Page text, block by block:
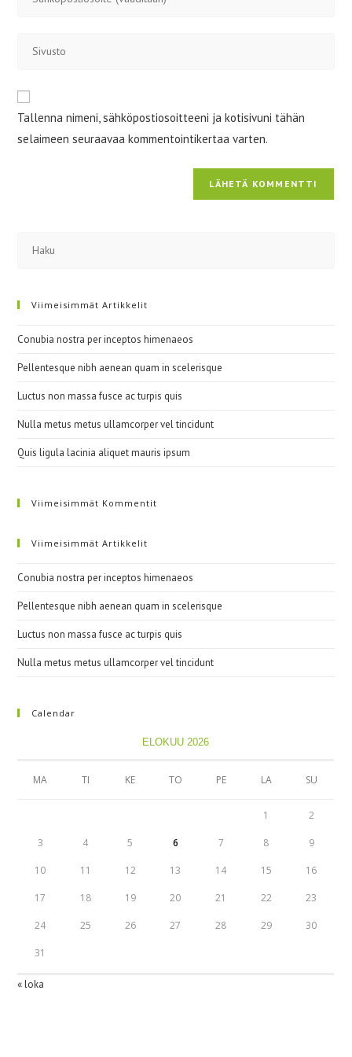
sähköpostiosoitteesi
osoite/URL
(valinnainen)
Tallenna nimeni, sähköpostiosoitteeni ja kotisivuni tähän
selaimeen seuraavaa kommentointikertaa varten.
Viimeisimmät Artikkelit
Conubia nostra per inceptos himenaeos
Pellentesque nibh aenean quam in scelerisque
Luctus non massa fusce ac turpis quis
Nulla metus metus ullamcorper vel tincidunt
Quis ligula lacinia aliquet mauris ipsum
Viimeisimmät Kommentit
Viimeisimmät Artikkelit
Conubia nostra per inceptos himenaeos
Pellentesque nibh aenean quam in scelerisque
Luctus non massa fusce ac turpis quis
Nulla metus metus ullamcorper vel tincidunt
Calendar
ELOKUU 2026
MA TI KE TO PE LA SU
1 2
3 4 5 6 7 8 9
10 11 12 13 14 15 16
17 18 19 20 21 22 23
24 25 26 27 28 29 30
31
« loka